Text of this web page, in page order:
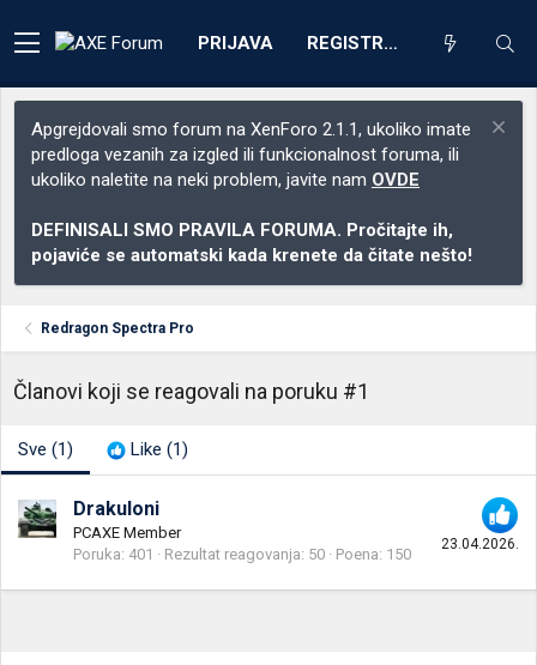
PRIJAVA REGISTRACIJA
Apgrejdovali smo forum na XenForo 2.1.1, ukoliko imate
predloga vezanih za izgled ili funkcionalnost foruma, ili
ukoliko naletite na neki problem, javite nam OVDE
DEFINISALI SMO PRAVILA FORUMA. Pročitajte ih,
pojaviće se automatski kada krenete da čitate nešto!
Redragon Spectra Pro
Članovi koji se reagovali na poruku #1
Sve (1) Like (1)
23.04.2026.
Drakuloni
PCAXE Member
Poruka 401 Rezultat reagovanja 50 Poena 150